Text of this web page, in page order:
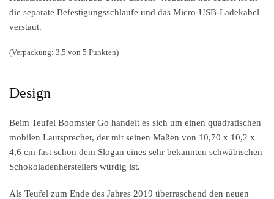
die separate Befestigungsschlaufe und das Micro-USB-Ladekabel
verstaut.
(Verpackung: 3,5 von 5 Punkten)
Design
Beim Teufel Boomster Go handelt es sich um einen quadratischen
mobilen Lautsprecher, der mit seinen Maßen von 10,70 x 10,2 x
4,6 cm fast schon dem Slogan eines sehr bekannten schwäbischen
Schokoladenherstellers würdig ist.
Als Teufel zum Ende des Jahres 2019 überraschend den neuen